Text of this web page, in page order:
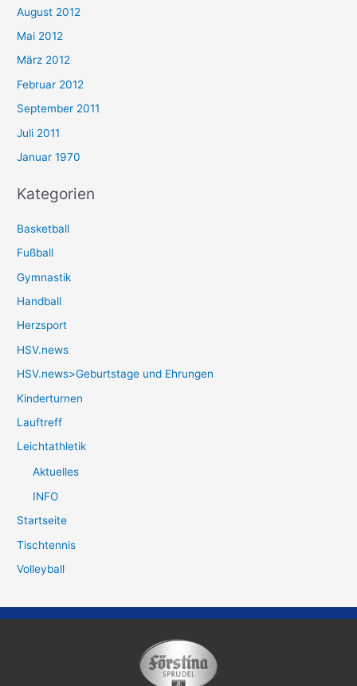
August 2012
Mai 2012
März 2012
Februar 2012
September 2011
Juli 2011
Januar 1970
Kategorien
Basketball
Fußball
Gymnastik
Handball
Herzsport
HSV.news
HSV.news>Geburtstage und Ehrungen
Kinderturnen
Lauftreff
Leichtathletik
Aktuelles
INFO
Startseite
Tischtennis
Volleyball